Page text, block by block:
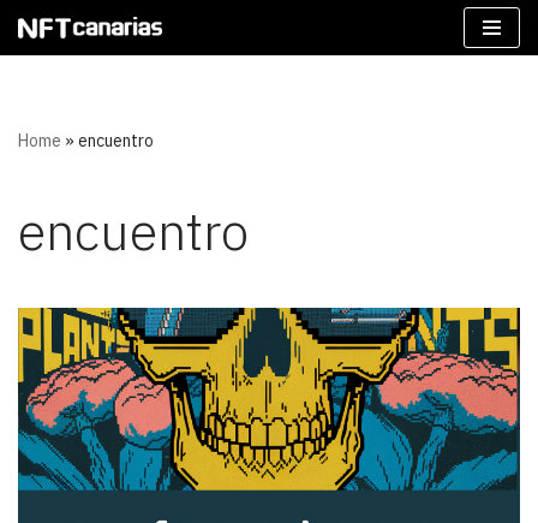
Home » encuentro
encuentro